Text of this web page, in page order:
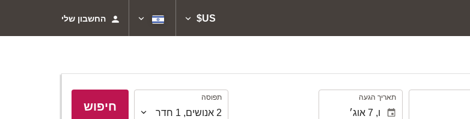
US$ החשבון שלי
תאריך הגעה תפוסה
תפוסה
2 אנושים,
1 חדר חיפוש